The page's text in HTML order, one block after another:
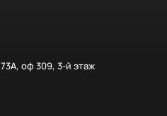
оф 309, 3-й этаж